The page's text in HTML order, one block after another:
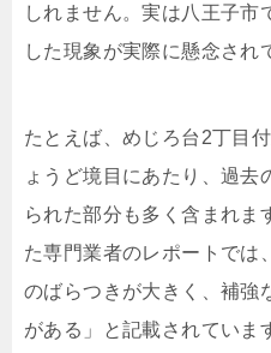
しれません。実は八王子市
した現象が実際に懸念され
たとえば、めじろ台2丁目
ょうど境目にあたり、過去
られた部分も多く含まれま
た専門業者のレポートでは
のばらつきが大きく、補強
がある」と記載されていま